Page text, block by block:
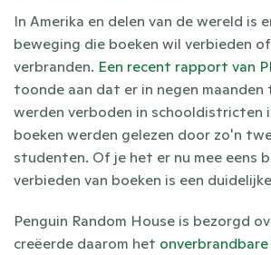
In Amerika en delen van de wereld is
beweging die boeken wil verbieden
verbranden. Een recent rapport van
toonde aan dat er in negen maanden
werden verboden in schooldistricten
boeken werden gelezen door zo'n
studenten. Of je het er nu mee eens
verbieden van boeken is een
Penguin Random House is bezorgd
creëerde daarom het